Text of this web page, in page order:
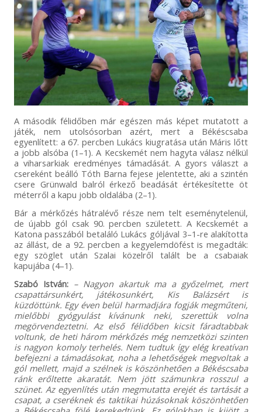
A második félidőben már egészen más képet mutatott a
játék, nem utolsósorban azért, mert a Békéscsaba
egyenlített: a 67. percben Lukács kiugratása után Máris lőtt
a jobb alsóba (1–1). A Kecskemét nem hagyta válasz nélkül
a viharsarkiak eredményes támadását. A gyors választ a
csereként beálló Tóth Barna fejese jelentette, aki a szintén
csere Grünwald balról érkező beadását értékesítette öt
méterről a kapu jobb oldalába (2–1).
Bár a mérkőzés hátralévő része nem telt eseménytelenül,
de újabb gól csak 90. percben született. A Kecskemét a
Katona passzából betaláló Lukács góljával 3–1-re alakította
az állást, de a 92. percben a kegyelemdöfést is megadták:
egy szöglet után Szalai közelről talált be a csabaiak
kapujába (4–1).
Szabó István: – Nagyon akartuk ma a győzelmet, mert
csapattársunkért, játékosunkért, Kis Balázsért is
küzdöttünk. Egy éven belül harmadjára fogják megműteni,
mielőbbi gyógyulást kívánunk neki, szerettük volna
megörvendeztetni. Az első félidőben kicsit fáradtabbak
voltunk, de heti három mérkőzés még nemzetközi szinten
is nagyon komoly terhelés. Nem tudtuk így elég kreatívan
befejezni a támadásokat, noha a lehetőségek megvoltak a
gól mellett, majd a szélnek is köszönhetően a Békéscsaba
ránk erőltette akaratát. Nem jött számunkra rosszul a
szünet. Az egyenlítés után megmutatta erejét és tartását a
csapat, a cseréknek és taktikai húzásoknak köszönhetően